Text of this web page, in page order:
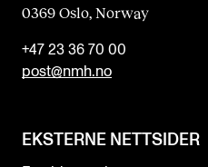
0369 Oslo, Norway
+47 23 36 70 00
post@nmh.no
EKSTERNE NETTSIDER